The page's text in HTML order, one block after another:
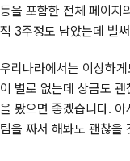
등을 포함한 전체 페이지
직 3주정도 남았는데 벌
우리나라에서는 이상하
이 별로 없는데 상금도
을 봤으면 좋겠습니다.
팀을 짜서 해봐도 괜찮을